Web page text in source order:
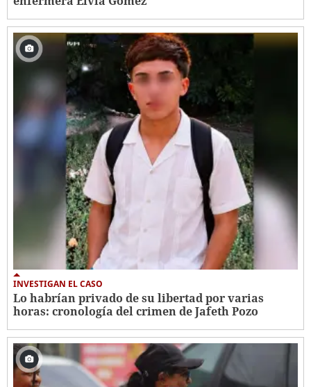
INVESTIGAN EL CASO
Lo habrían privado de su libertad por varias
horas: cronología del crimen de Jafeth Pozo